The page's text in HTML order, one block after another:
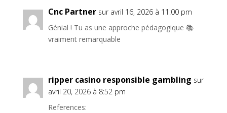
Cnc Partner sur avril 16, 2026 à 11:00 pm
Génial ! Tu as une approche pédagogique 📚
vraiment remarquable
ripper casino responsible gambling sur
avril 20, 2026 à 8:52 pm
References: